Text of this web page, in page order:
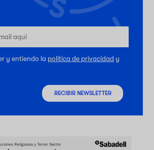
y entiendo la política de privacidad y
RECIBIR NEWSLETTER